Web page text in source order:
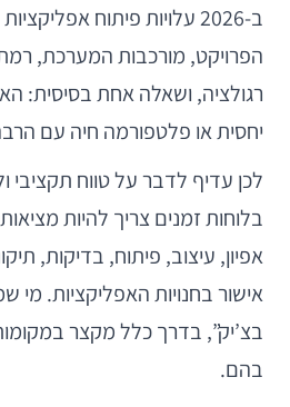
ב-2026 עלויות פיתוח
הפרויקט, מורכבות המערכת, רמת
רגולציה, ושאלה אחת בסיסית:
יחסית או פלטפורמה חיה עם
לכן עדיף לדבר על טווח
בלוחות זמנים צריך להיות
אפיון, עיצוב, פיתוח, בדיקות,
אישור בחנויות האפליקציות. מי
בצ’יק”, בדרך כלל מקצר
בהם.